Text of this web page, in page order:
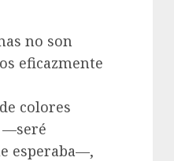
no son
eficazmente
colores
—seré
esperaba—,